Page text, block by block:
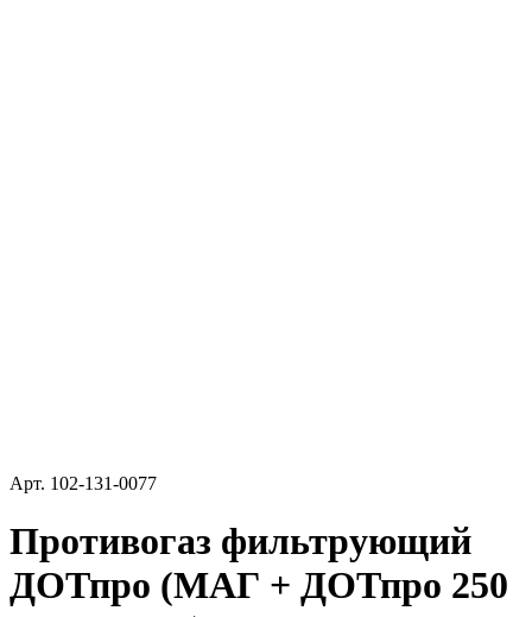
Арт. 102-131-0077
Противогаз фильтрующий
ДОТпро (МАГ + ДОТпро 250